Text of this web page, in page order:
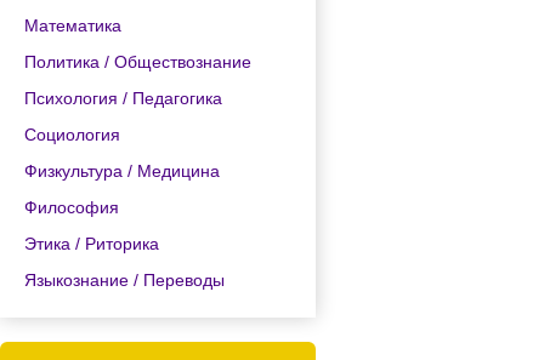
Математика
Политика / Обществознание
Психология / Педагогика
Социология
Физкультура / Медицина
Философия
Этика / Риторика
Языкознание / Переводы